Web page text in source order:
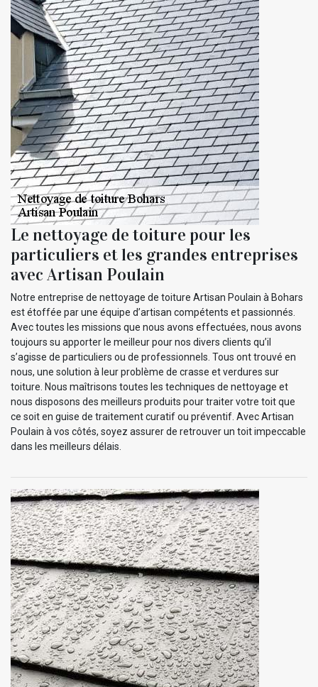
Le nettoyage de toiture pour les
particuliers et les grandes entreprises
avec Artisan Poulain
Notre entreprise de nettoyage de toiture Artisan Poulain à Bohars
est étoffée par une équipe d’artisan compétents et passionnés.
Avec toutes les missions que nous avons effectuées, nous avons
toujours su apporter le meilleur pour nos divers clients qu’il
s’agisse de particuliers ou de professionnels. Tous ont trouvé en
nous, une solution à leur problème de crasse et verdures sur
toiture. Nous maîtrisons toutes les techniques de nettoyage et
nous disposons des meilleurs produits pour traiter votre toit que
ce soit en guise de traitement curatif ou préventif. Avec Artisan
Poulain à vos côtés, soyez assurer de retrouver un toit impeccable
dans les meilleurs délais.